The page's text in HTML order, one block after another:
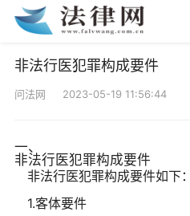
非法行医犯罪构成要件
问法网 2023-05-19 11:56:44
一、
非法行医犯罪构成要件
非法行医犯罪构成要件如下：
1.客体要件